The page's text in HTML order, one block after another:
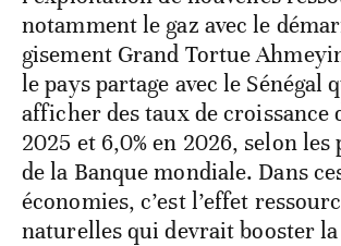
notamment le gaz avec le
gisement Grand Tortue
le pays partage avec le Sénégal
afficher des taux de croissance
2025 et 6,0% en 2026, selon
de la Banque mondiale. Dans
économies, c’est l’effet
naturelles qui devrait booster